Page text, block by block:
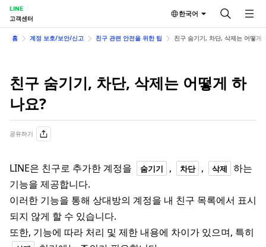
LINE
고객센터
한국어
홈 계정 보호/보안/신고 친구 관련 안전을 위한 팁 친구 숨기기, 차단, 삭제는 어떻게
친구 숨기기, 차단, 삭제는 어떻게 하
나요?
공유하기
LINE은 친구로 추가한 계정을 숨기기 , 차단 , 삭제
하는
기능을 제공합니다.
이러한 기능을 통해 상대방의 계정을 내 친구 목록에서 표시
되지 않게 할 수 있습니다.
또한, 기능에 따라 처리 및 제한 내용에 차이가 있으며, 특히